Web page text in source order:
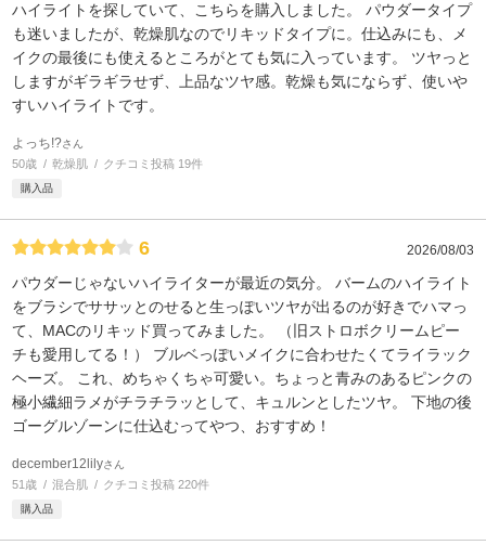
ハイライトを探していて、こちらを購入しました。 パウダータイプ
も迷いましたが、乾燥肌なのでリキッドタイプに。仕込みにも、メ
イクの最後にも使えるところがとても気に入っています。 ツヤっと
しますがギラギラせず、上品なツヤ感。乾燥も気にならず、使いや
すいハイライトです。
よっち!?さん
50歳 乾燥肌 クチコミ投稿 19件
購入品
6 2026/08/03
パウダーじゃないハイライターが最近の気分。 バームのハイライト
をブラシでササッとのせると生っぽいツヤが出るのが好きでハマっ
て、MACのリキッド買ってみました。 （旧ストロボクリームピー
チも愛用してる！） ブルベっぽいメイクに合わせたくてライラック
ヘーズ。 これ、めちゃくちゃ可愛い。ちょっと青みのあるピンクの
極小繊細ラメがチラチラッとして、キュルンとしたツヤ。 下地の後
ゴーグルゾーンに仕込むってやつ、おすすめ！
december12lilyさん
51歳 混合肌 クチコミ投稿 220件
購入品